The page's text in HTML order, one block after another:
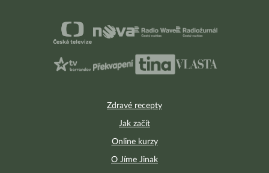
Zdravé recepty
Jak začít
Online kurzy
O Jíme Jinak